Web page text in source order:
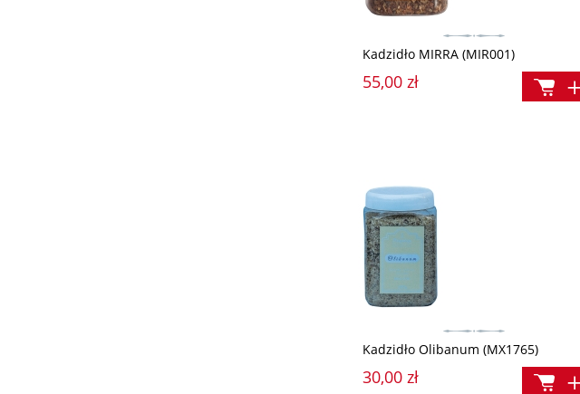
Kadzidło MIRRA (MIR001)
55,00 zł
Kadzidło Olibanum (MX1765)
30,00 zł